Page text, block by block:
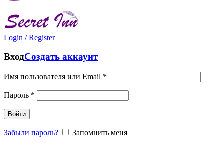
Login / Register
ВходСоздать аккаунт
Имя пользователя или Email *
Пароль *
Войти
Забыли пароль? Запомнить меня